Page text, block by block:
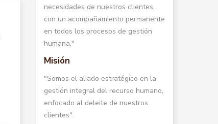
necesidades de nuestros clientes,
con un acompañamiento permanente
en todos los procesos de gestión
humana."
Misión
"Somos el aliado estratégico en la
gestión integral del recurso humano,
enfocado al deleite de nuestros
clientes".